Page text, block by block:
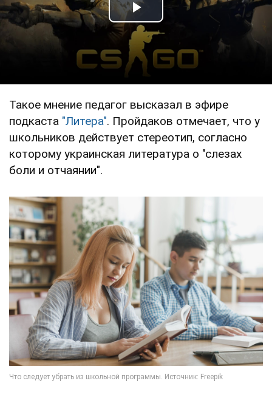
Play Video
Такое мнение педагог высказал в эфире
подкаста "Литера". Пройдаков отмечает, что у
школьников действует стереотип, согласно
которому украинская литература о "слезах
боли и отчаянии".